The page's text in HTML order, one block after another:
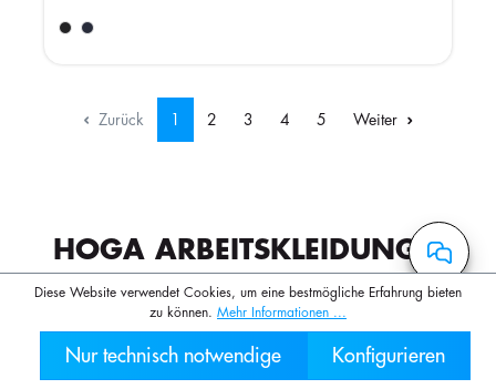
030 2000
Zurück 1 2 3 4 5 Weiter
HOGA ARBEITSKLEIDUNG –
PERFEKTE AUSSTATTUNG
FÜR GASTRONOMIE UND
HOTELLERIE
Diese Website verwendet Cookies, um eine bestmögliche Erfahrung bieten
zu können. Mehr Informationen ...
Nur technisch notwendige Konfigurieren